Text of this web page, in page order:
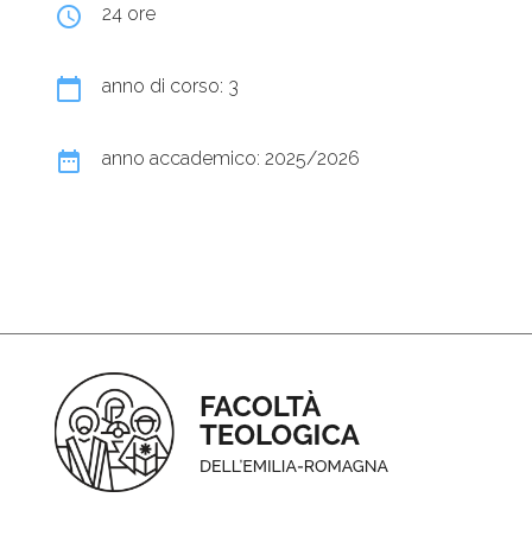
query_builder 24 ore
calendar_today anno di corso: 3
date_range anno accademico: 2025/2026